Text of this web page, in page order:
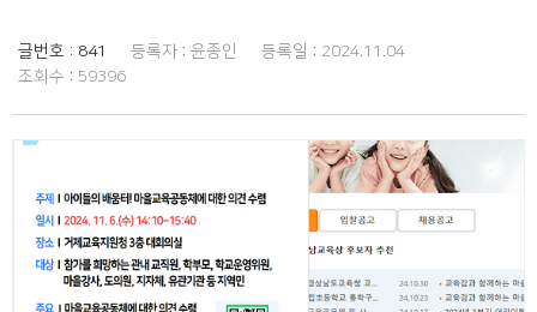
글번호 : 841 등록자 : 윤종인 등록일 : 2024.11.04
조회수 : 59396